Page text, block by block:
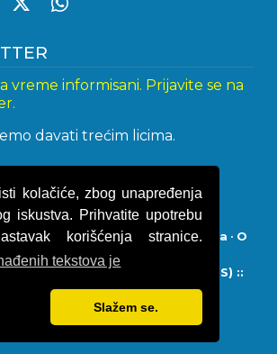
kolačiće, zbog unapređenja
iskustva. Prihvatite upotrebu
korišćenja stranice.
tekstova je
Slažem se.
vreme informisani. Prijavite se na
davati trećim licima.
privatnosti•Uslovi korišćenja • O
kolačićima
organizacija Srbije (NOS) ::
Srbije• Sva prava zadržana.